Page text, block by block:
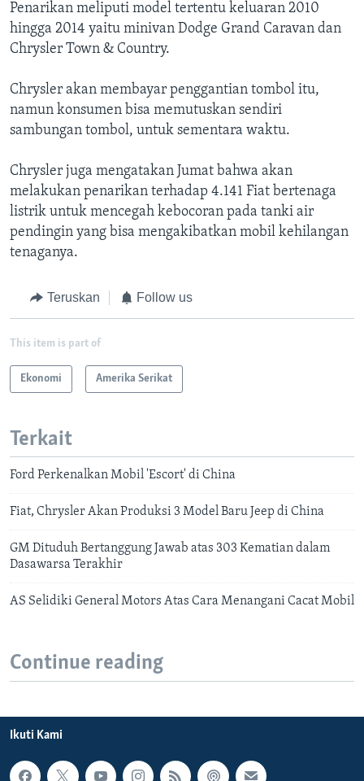
Penarikan meliputi model tertentu keluaran 2010
hingga 2014 yaitu minivan Dodge Grand Caravan dan
Chrysler Town & Country.
Chrysler akan membayar penggantian tombol itu,
namun konsumen bisa memutuskan sendiri
sambungan tombol, untuk sementara waktu.
Chrysler juga mengatakan Jumat bahwa akan
melakukan penarikan terhadap 4.141 Fiat bertenaga
listrik untuk mencegah kebocoran pada tanki air
pendingin yang bisa mengakibatkan mobil kehilangan
tenaganya.
Teruskan Follow us
This item is part of
Ekonomi Amerika Serikat
Terkait
Ford Perkenalkan Mobil 'Escort' di China
Fiat, Chrysler Akan Produksi 3 Model Baru Jeep di China
GM Dituduh Bertanggung Jawab atas 303 Kematian dalam
Dasawarsa Terakhir
AS Selidiki General Motors Atas Cara Menangani Cacat Mobil
Continue reading
Ikuti Kami